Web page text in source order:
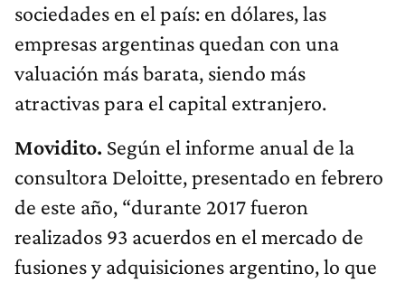
sociedades en el país: en dólares, las
empresas argentinas quedan con una
valuación más barata, siendo más
atractivas para el capital extranjero.
Movidito. Según el informe anual de la
consultora Deloitte, presentado en febrero
de este año, “durante 2017 fueron
realizados 93 acuerdos en el mercado de
fusiones y adquisiciones argentino, lo que